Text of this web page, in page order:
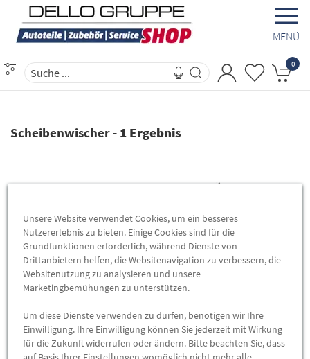
MENÜ
0
Scheibenwischer- 1 Ergebnis
Original KIA Wischerblätter Scheibenwischer
Unsere Website verwendet Cookies, um ein besseres
Nutzererlebnis zu bieten. Einige Cookies sind für die
Grundfunktionen erforderlich, während Dienste von
Drittanbietern helfen, die Websitenavigation zu verbessern, die
Websitenutzung zu analysieren und unsere
Marketingbemühungen zu unterstützen.
Um diese Dienste verwenden zu dürfen, benötigen wir Ihre
Einwilligung. Ihre Einwilligung können Sie jederzeit mit Wirkung
für die Zukunft widerrufen oder ändern. Bitte beachten Sie, dass